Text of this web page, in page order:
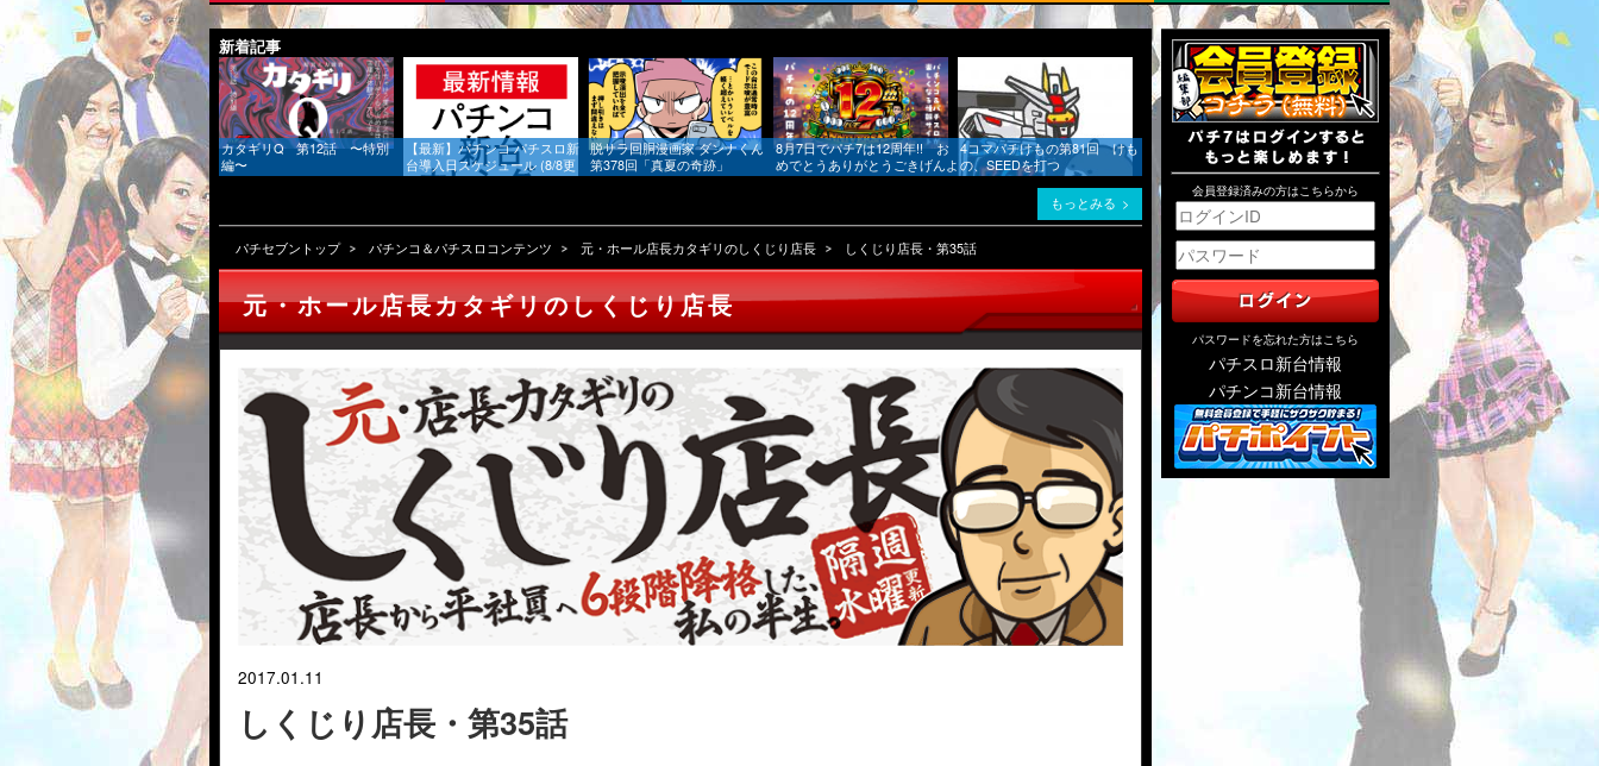
新着記事
カタギリQ 第12話 〜特別
編〜
【最新】パチンコ パチスロ新
台導入日スケジュール (8/8更
新)｜新台情報 & 噂まとめをお
脱サラ回胴漫画家 ダンナくん
第378回「真夏の奇跡」
8月7日でパチ7は12周年!! お
めでとうありがとうごきげんよ
う!!
4コマパチけもの第81回 けも
の、SEEDを打つ
もっとみる
パチセブントップ パチンコ＆パチスロコンテンツ 元・ホール店長カタギリのしくじり店長 しくじり店長・第35話
元・ホール店長カタギリのしくじり店長
2017.01.11
しくじり店長・第35話
会員登録済みの方はこちらから
パスワードを忘れた方はこちら
パチスロ新台情報
パチンコ新台情報